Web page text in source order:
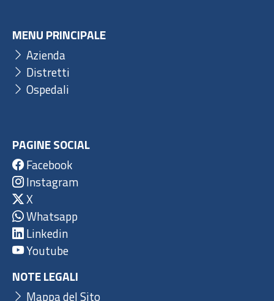
MENU PRINCIPALE
Azienda
Distretti
Ospedali
PAGINE SOCIAL
Facebook
Instagram
X
Whatsapp
Linkedin
Youtube
NOTE LEGALI
Mappa del Sito